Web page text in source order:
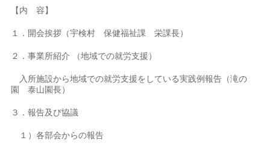
【内 容】
１．開会挨拶（宇検村 保健福祉課 栄課長）
２．事業所紹介 （地域での就労支援）
入所施設から地域での就労支援をしている実践例報告（滝の
園 泰山園長）
３．報告及び協議
１）各部会からの報告